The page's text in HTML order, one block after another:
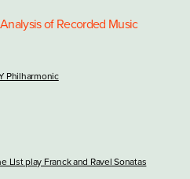
of Recorded Music
Philharmonic
LIst play Franck and Ravel Sonatas